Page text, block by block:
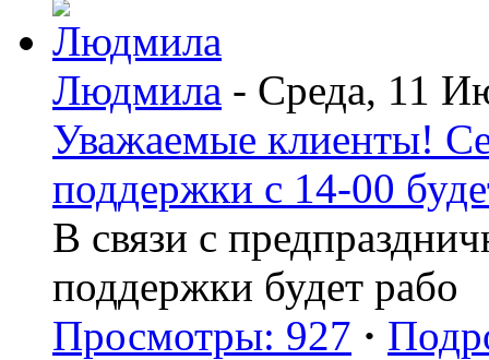
Людмила - Среда, 11
Уважаемые клиенты!
поддержки с 14-00
В связи с
поддержки будет рабо
Просмотры: 927 ·